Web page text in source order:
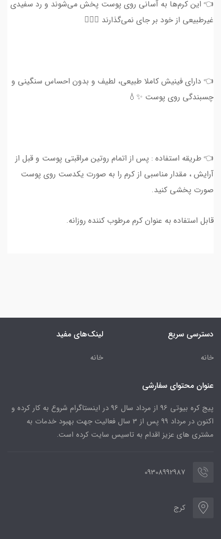
👈 این کرم‌ها به آسانی روی پوست پخش می‌شوند و رد سفیدی
غیرطبیعی از خود بر جای نمی‌گذارند 💆🏻‍♀
👈 دارای فینیش کاملا طبیعی، لطیف و بدون احساس سنگینی و
چسبندگی روی پوست ✨💧
👈 طريقه استفاده : پس از اتمام روتین مراقبتی پوست و قبل از
آرایش ، مقدار مناسبی از کرم را به صورت یکدست روی پوست
صورت پخشی کنید.
قابل استفاده به عنوان کرم مرطوب کننده روزانه.
دسترسی سریع
خانه
لینک‌های مفید
خانه
عنوان محتوای سفارشی
پیج کره بیوتی 96 از مرداد سال 96 در اینستاگرام شروع به کار کرده و
اکنون در مرداد 99 پس از 3 سال فعالیت جهت بهبود خدمات به
مشتری های عزیز اقدام به تاسیس سایت کرده است.
09308992987
کرج